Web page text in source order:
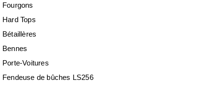
Fourgons
Hard Tops
Bétaillères
Bennes
Porte-Voitures
Fendeuse de bûches LS256